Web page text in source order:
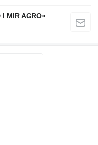
I MIR AGRO»